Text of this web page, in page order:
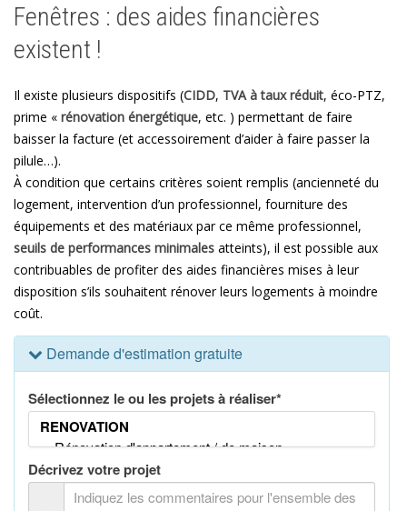
Fenêtres : des aides financières
existent !
Il existe plusieurs dispositifs (CIDD, TVA à taux réduit, éco-PTZ,
prime « rénovation énergétique, etc. ) permettant de faire
baisser la facture (et accessoirement d’aider à faire passer la
pilule…).
À condition que certains critères soient remplis (ancienneté du
logement, intervention d’un professionnel, fourniture des
équipements et des matériaux par ce même professionnel,
seuils de performances minimales atteints), il est possible aux
contribuables de profiter des aides financières mises à leur
disposition s’ils souhaitent rénover leurs logements à moindre
coût.